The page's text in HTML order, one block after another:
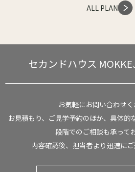
ALL PLAN
セカンドハウス
お気軽にお問い合わせく
お見積もり、ご見学予約のほか、具体的
段階でのご相談も承って
内容確認後、担当者より迅速にご